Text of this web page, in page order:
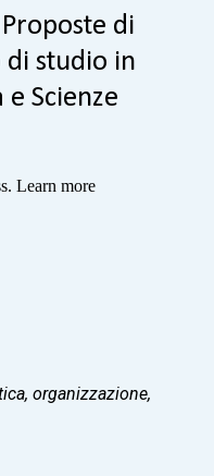
di
studio in
Scienze
Learn more
organizzazione,